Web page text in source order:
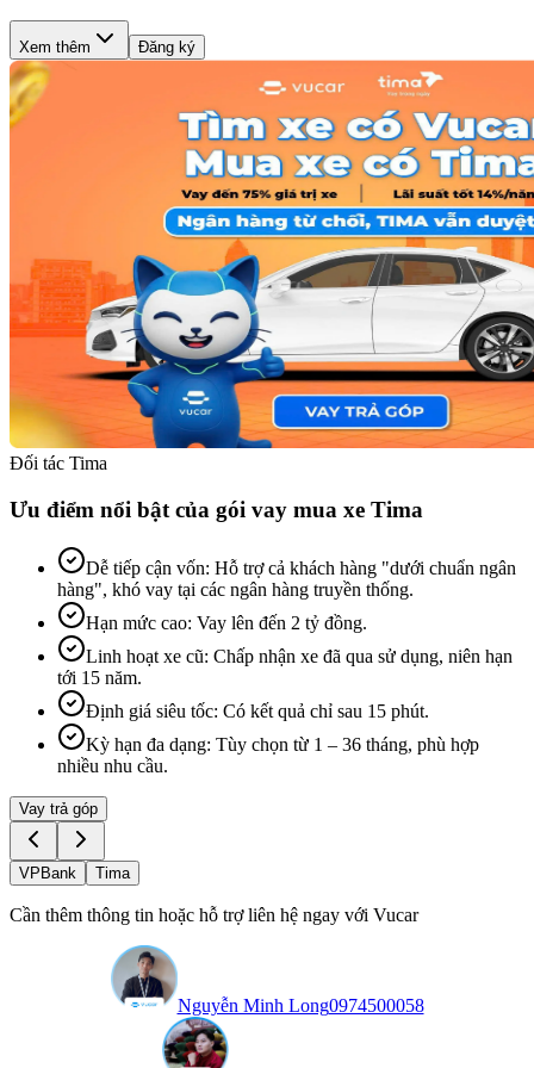
Xem thêm Đăng ký
Đối tác Tima
Ưu điểm nổi bật của gói vay mua xe Tima
Dễ tiếp cận vốn: Hỗ trợ cả khách hàng "dưới chuẩn ngân
hàng", khó vay tại các ngân hàng truyền thống.
Hạn mức cao: Vay lên đến 2 tỷ đồng.
Linh hoạt xe cũ: Chấp nhận xe đã qua sử dụng, niên hạn
tới 15 năm.
Định giá siêu tốc: Có kết quả chỉ sau 15 phút.
Kỳ hạn đa dạng: Tùy chọn từ 1 – 36 tháng, phù hợp
nhiều nhu cầu.
Vay trả góp
VPBank Tima
Cần thêm thông tin hoặc hỗ trợ liên hệ ngay với Vucar
Nguyễn Minh Long0974500058